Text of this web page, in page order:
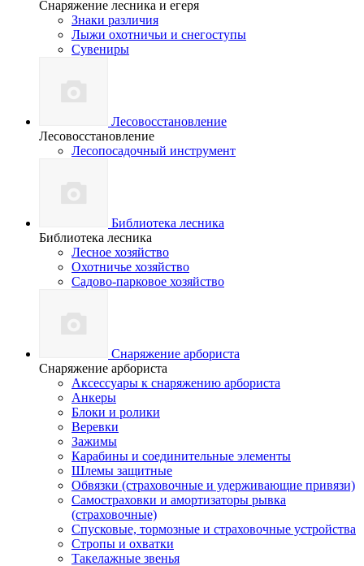
Снаряжение лесника и егеря
Знаки различия
Лыжи охотничьи и снегоступы
Сувениры
Лесовосстановление
Лесовосстановление
Лесопосадочный инструмент
Библиотека лесника
Библиотека лесника
Лесное хозяйство
Охотничье хозяйство
Садово-парковое хозяйство
Снаряжение арбориста
Снаряжение арбориста
Аксессуары к снаряжению арбориста
Анкеры
Блоки и ролики
Веревки
Зажимы
Карабины и соединительные элементы
Шлемы защитные
Обвязки (страховочные и удерживающие привязи)
Самостраховки и амортизаторы рывка
(страховочные)
Спусковые, тормозные и страховочные устройства
Стропы и охватки
Такелажные звенья